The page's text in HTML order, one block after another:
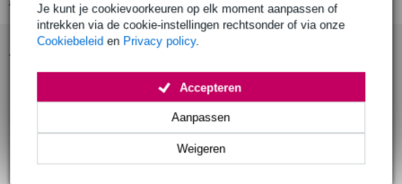
Je kunt je cookievoorkeuren op elk moment aanpassen of
intrekken via de cookie-instellingen rechtsonder of via onze
Cookiebeleid en Privacy policy.
Weigeren
Aanpassen
Accepteren
Accessoires (6)